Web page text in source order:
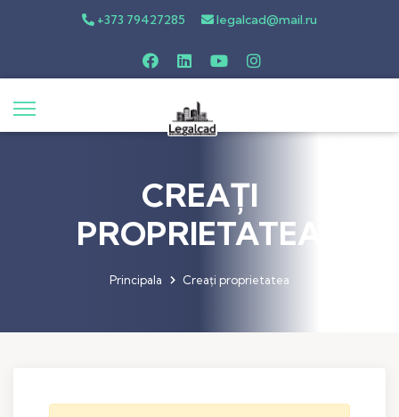
+373 79427285 legalcad@mail.ru
CREAȚI
PROPRIETATEA
Principala Creați proprietatea